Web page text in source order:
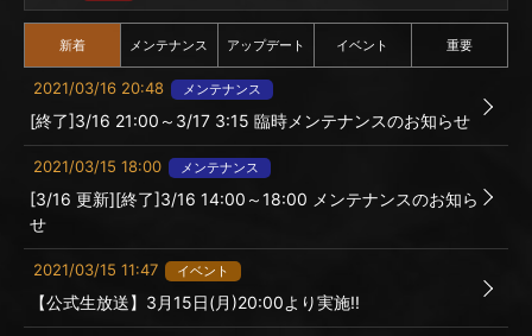
新着 メンテナンス アップデート イベント 重要
2021/03/16 20:48 メンテナンス
[終了]3/16 21:00～3/17 3:15 臨時メンテナンスのお知らせ
2021/03/15 18:00 メンテナンス
[3/16 更新][終了]3/16 14:00～18:00 メンテナンスのお知ら
せ
2021/03/15 11:47 イベント
【公式生放送】3月15日(月)20:00より実施!!